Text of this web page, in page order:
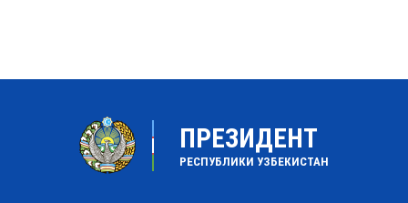
ПРЕЗИДЕНТ
РЕСПУБЛИКИ УЗБЕКИСТАН